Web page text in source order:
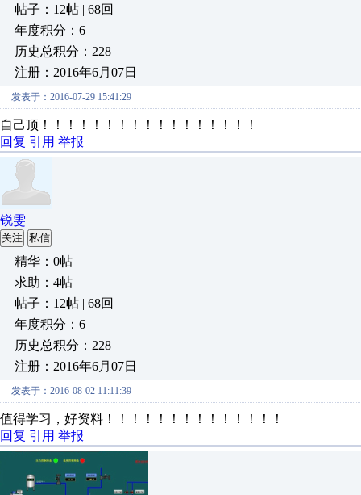
帖子：12帖 | 68回
年度积分：6
历史总积分：228
注册：2016年6月07日
发表于：2016-07-29 15:41:29
自己顶！！！！！！！！！！！！！！！！！
回复 引用 举报
锐雯
关注 私信
精华：0帖
求助：4帖
帖子：12帖 | 68回
年度积分：6
历史总积分：228
注册：2016年6月07日
发表于：2016-08-02 11:11:39
值得学习，好资料！！！！！！！！！！！！！！
回复 引用 举报